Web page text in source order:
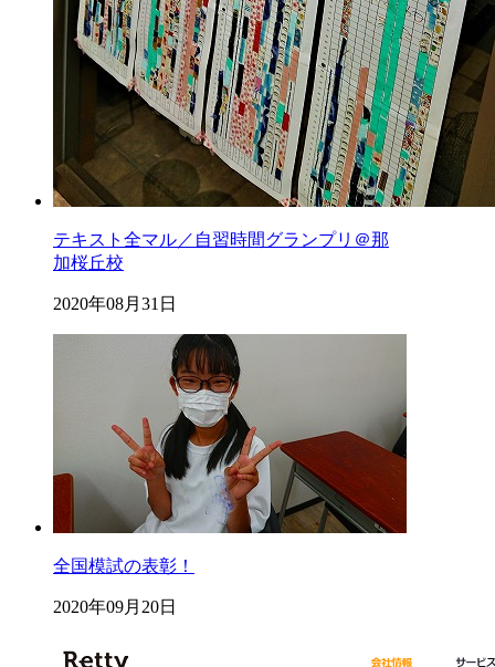
テキスト全マル／自習時間グランプリ＠那
加桜丘校
2020年08月31日
全国模試の表彰！
2020年09月20日